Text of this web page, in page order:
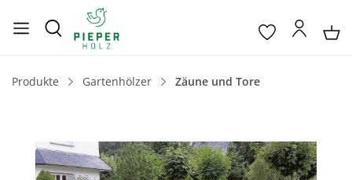
Produkte Gartenhölzer Zäune und Tore
Bildergalerie überspringen